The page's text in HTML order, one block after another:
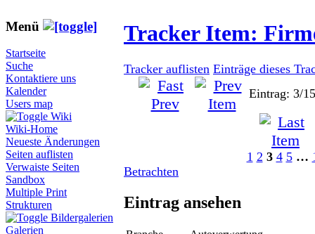
Menü
Startseite
Suche
Kontaktiere uns
Kalender
Users map
Wiki
Wiki-Home
Neueste Änderungen
Seiten auflisten
Verwaiste Seiten
Sandbox
Multiple Print
Strukturen
Bildergalerien
Galerien
Tracker Item:
Tracker auflisten Einträge dieses
Eintrag: 3/15
1 2 3 4 5 …
Betrachten
Eintrag ansehen